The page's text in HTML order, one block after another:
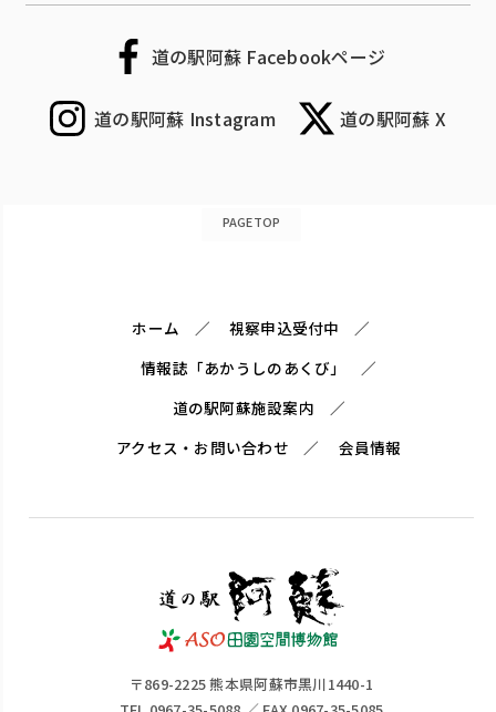
道の駅阿蘇 Facebookページ
道の駅阿蘇 Instagram 道の駅阿蘇 X
PAGETOP
ホーム
視察申込受付中
情報誌「あかうしのあくび」
道の駅阿蘇施設案内
アクセス・お問い合わせ
会員情報
〒869-2225 熊本県阿蘇市黒川1440-1